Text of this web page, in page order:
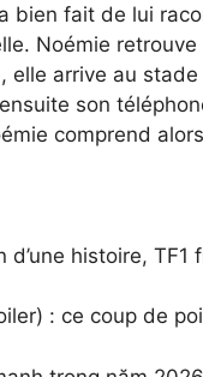
bien fait de lui
Noémie
elle arrive au
son
comprend
d’une histoire, TF1
: ce coup de